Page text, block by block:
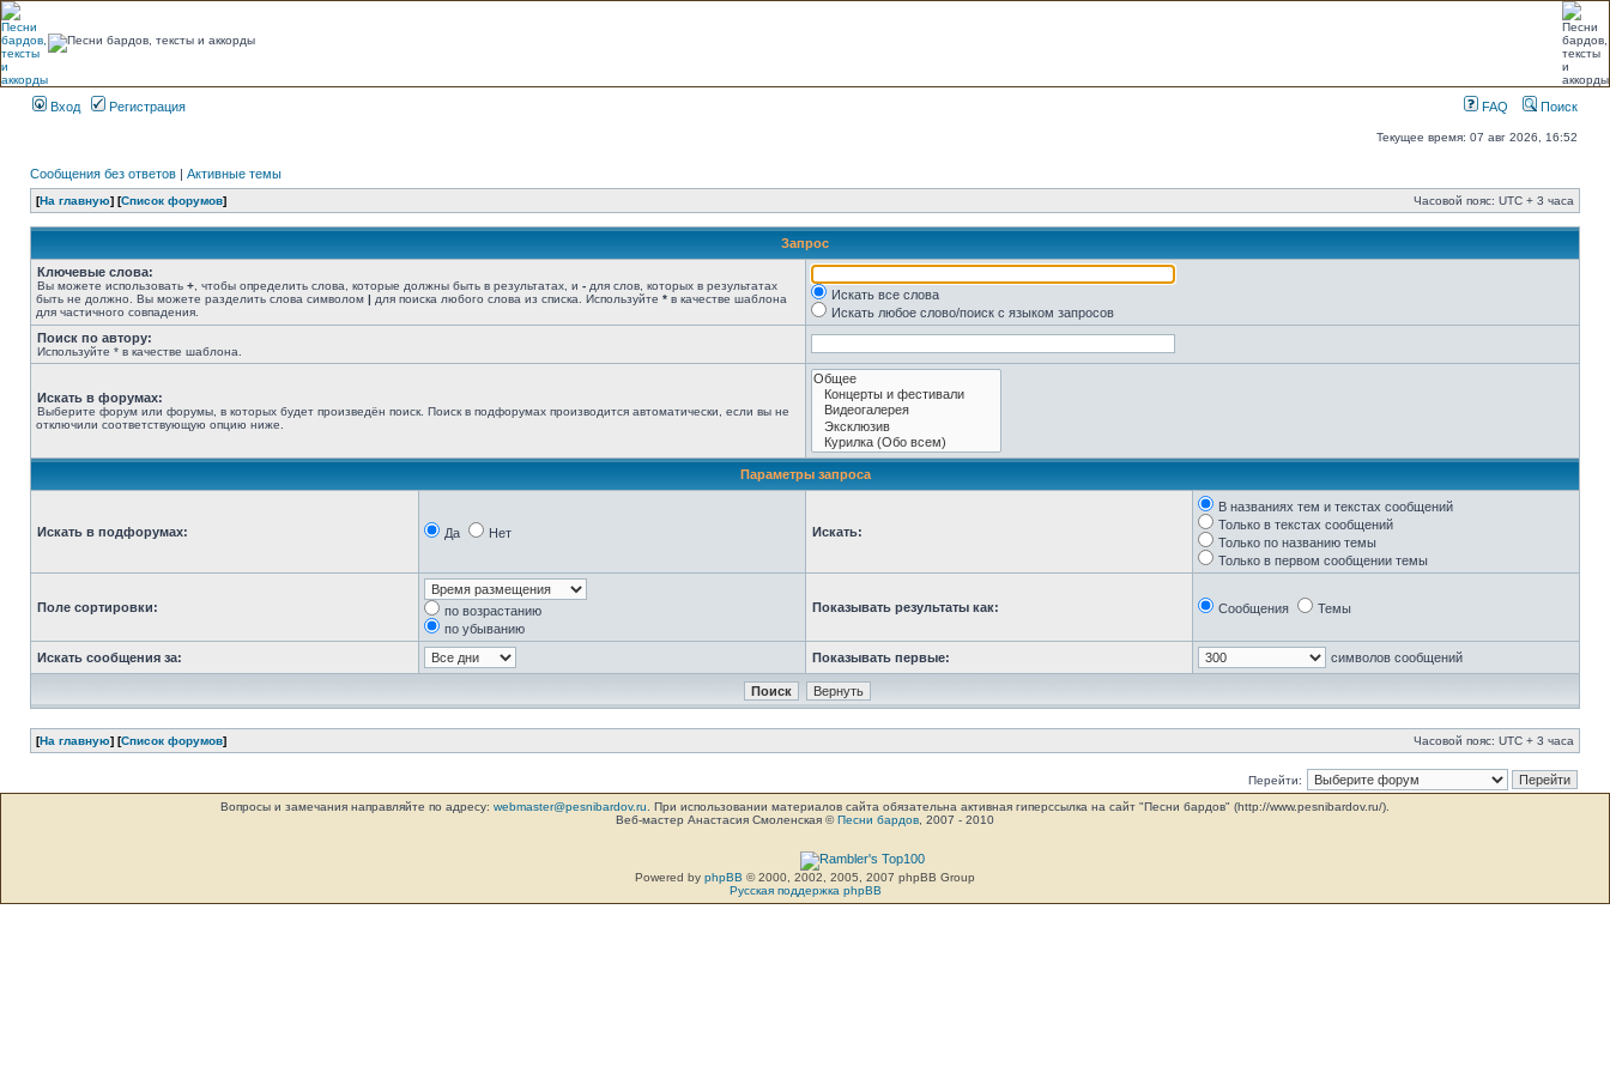
Вход Регистрация FAQ Поиск
Текущее время: 07 авг 2026, 16:52
Сообщения без ответов | Активные темы
[На главную] [Список форумов] Часовой пояс: UTC + 3 часа
Запрос
Ключевые слова:
Вы можете использовать + , чтобы определить слова, которые должны быть в результатах, и - для слов, которых в результатах
быть не должно. Вы можете разделить слова символом | для поиска любого слова из списка. Используйте * в качестве шаблона
для частичного совпадения.
Искать все слова
Искать любое слово/поиск с языком запросов
Поиск по автору:
Используйте * в качестве шаблона.
Искать в форумах:
Выберите форум или форумы, в которых будет произведён поиск. Поиск в подфорумах производится автоматически, если вы не
отключили соответствующую опцию ниже.
Параметры запроса
Искать в подфорумах: Да Нет Искать:
В названиях тем и текстах сообщений
Только в текстах сообщений
Только по названию темы
Только в первом сообщении темы
Поле сортировки:
по возрастанию
по убыванию
Показывать результаты как: Сообщения Темы
Искать сообщения за: Показывать первые: символов сообщений
[На главную] [Список форумов] Часовой пояс: UTC + 3 часа
Перейти:
Вопросы и замечания направляйте по адресу: webmaster@pesnibardov.ru . При использовании материалов сайта обязательна активная гиперссылка на сайт "Песни бардов" (http://www.pesnibardov.ru/).
Веб-мастер Анастасия Смоленская ©Песни бардов , 2007 - 2010
Powered by phpBB © 2000, 2002, 2005, 2007 phpBB Group
Русская поддержка phpBB